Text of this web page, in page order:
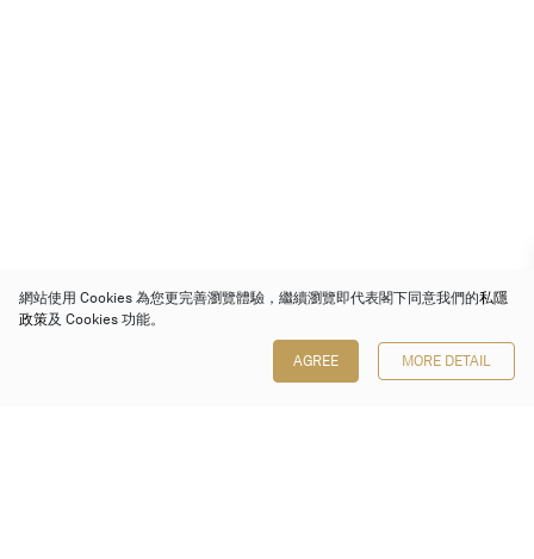
網站使用 Cookies 為您更完善瀏覽體驗，繼續瀏覽即代表閣下同意我們的私隱
政策及 Cookies 功能。
AGREE MORE DETAIL